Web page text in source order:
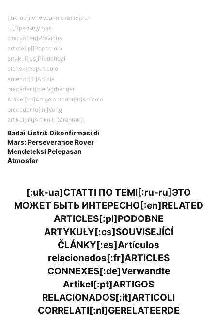
[:uk-ua]попередня стаття[:ru-
ru]Предыдущая
статья[:en]Previous
article[:pl]Poprzedni
artykuł[:cs]Předchozí
článek[:es]Artículo
anterior[:fr]Article
précédent[:de]Vorheriger
Artikel[:pt]Artigo anterior[:it]Articolo
precedente[:nl]Vorig
artikel[:id]Artikulli paraprak[:]
Badai Listrik Dikonfirmasi di
Mars: Perseverance Rover
Mendeteksi Pelepasan
Atmosfer
[:uk-ua]СТАТТІ ПО ТЕМІ[:ru-ru]ЭТО
МОЖЕТ БЫТЬ ИНТЕРЕСНО[:en]RELATED
ARTICLES[:pl]PODOBNE
ARTYKUŁY[:cs]SOUVISEJÍCÍ
ČLÁNKY[:es]Artículos
relacionados[:fr]ARTICLES
CONNEXES[:de]Verwandte
Artikel[:pt]ARTIGOS
RELACIONADOS[:it]ARTICOLI
CORRELATI[:nl]GERELATEERDE